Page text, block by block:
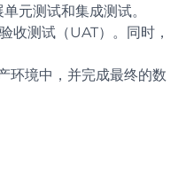
元测试和集成测试。
收测试（UAT）。同时，
环境中，并完成最终的数